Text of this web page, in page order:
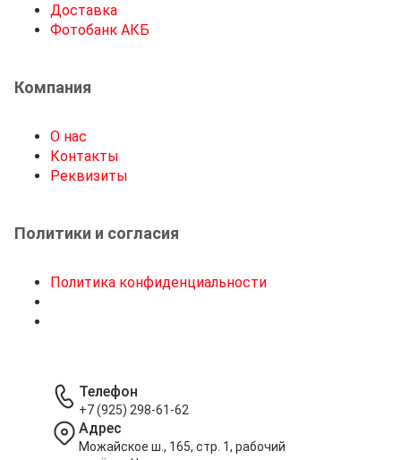
Доставка
Фотобанк АКБ
Компания
О нас
Контакты
Реквизиты
Политики и согласия
Политика конфиденциальности
Телефон
+7 (925) 298-61-62
Адрес
Можайское ш., 165, стр. 1, рабочий